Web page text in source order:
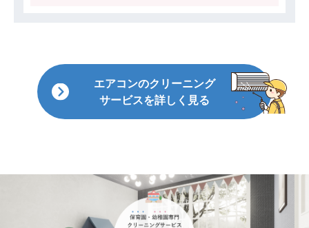
エアコンのクリーニング
サービスを詳しく見る